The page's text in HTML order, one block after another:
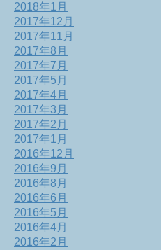
2018年1月
2017年12月
2017年11月
2017年8月
2017年7月
2017年5月
2017年4月
2017年3月
2017年2月
2017年1月
2016年12月
2016年9月
2016年8月
2016年6月
2016年5月
2016年4月
2016年2月